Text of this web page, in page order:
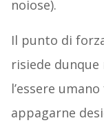
noiose).
Il punto di
risiede
l’essere
appagarne